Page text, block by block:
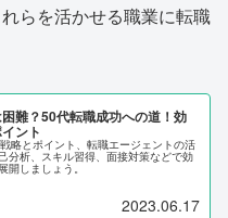
らを活かせる職業に転職
難？50代転職成功への道！効
ント
略とポイント、転職エージェントの活
分析、スキル習得、面接対策などで効
開しましょう。
2023.06.17